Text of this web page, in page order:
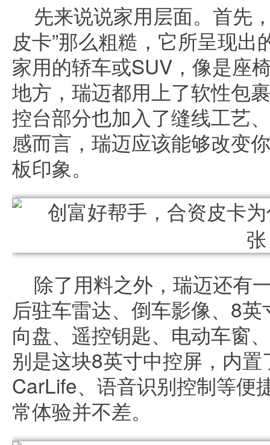
先来说说家用层面。首先
皮卡”那么粗糙，它所呈现
家用的轿车或SUV，像是座
地方，瑞迈都用上了软性包
控台部分也加入了缝线工艺
感而言，瑞迈应该能够改变
板印象。
除了用料之外，瑞迈还有
后驻车雷达、倒车影像、8
向盘、遥控钥匙、电动车窗
别是这块8英寸中控屏，内
CarLife、语音识别控制等便
常体验并不差。